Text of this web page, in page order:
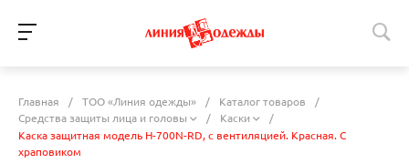
Главная / ТОО «Линия одежды» / Каталог товаров
/
Средства защиты лица и головы
/ Каски
/
Каска защитная модель H-700N-RD, с вентиляцией. Красная. С
храповиком